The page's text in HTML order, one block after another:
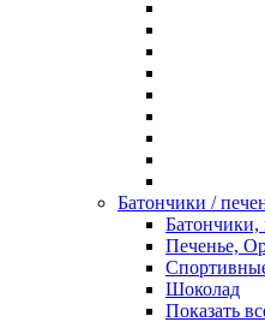
Батончики /
Батончики,
Печенье,
Шоколад
Показать